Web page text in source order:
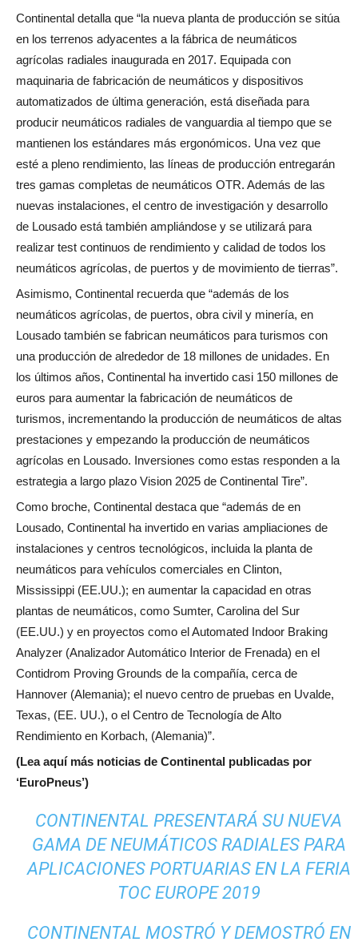
Continental detalla que “la nueva planta de producción se sitúa
en los terrenos adyacentes a la fábrica de neumáticos
agrícolas radiales inaugurada en 2017. Equipada con
maquinaria de fabricación de neumáticos y dispositivos
automatizados de última generación, está diseñada para
producir neumáticos radiales de vanguardia al tiempo que se
mantienen los estándares más ergonómicos. Una vez que
esté a pleno rendimiento, las líneas de producción entregarán
tres gamas completas de neumáticos OTR. Además de las
nuevas instalaciones, el centro de investigación y desarrollo
de Lousado está también ampliándose y se utilizará para
realizar test continuos de rendimiento y calidad de todos los
neumáticos agrícolas, de puertos y de movimiento de tierras”.
Asimismo, Continental recuerda que “además de los
neumáticos agrícolas, de puertos, obra civil y minería, en
Lousado también se fabrican neumáticos para turismos con
una producción de alrededor de 18 millones de unidades. En
los últimos años, Continental ha invertido casi 150 millones de
euros para aumentar la fabricación de neumáticos de
turismos, incrementando la producción de neumáticos de altas
prestaciones y empezando la producción de neumáticos
agrícolas en Lousado. Inversiones como estas responden a la
estrategia a largo plazo Vision 2025 de Continental Tire”.
Como broche, Continental destaca que “además de en
Lousado, Continental ha invertido en varias ampliaciones de
instalaciones y centros tecnológicos, incluida la planta de
neumáticos para vehículos comerciales en Clinton,
Mississippi (EE.UU.); en aumentar la capacidad en otras
plantas de neumáticos, como Sumter, Carolina del Sur
(EE.UU.) y en proyectos como el Automated Indoor Braking
Analyzer (Analizador Automático Interior de Frenada) en el
Contidrom Proving Grounds de la compañía, cerca de
Hannover (Alemania); el nuevo centro de pruebas en Uvalde,
Texas, (EE. UU.), o el Centro de Tecnología de Alto
Rendimiento en Korbach, (Alemania)”.
(Lea aquí más noticias de Continental publicadas por
‘EuroPneus’)
CONTINENTAL PRESENTARÁ SU NUEVA
GAMA DE NEUMÁTICOS RADIALES PARA
APLICACIONES PORTUARIAS EN LA FERIA
TOC EUROPE 2019
CONTINENTAL MOSTRÓ Y DEMOSTRÓ EN